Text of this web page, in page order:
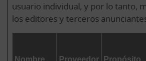
usuario individual, y por lo tanto,
los editores y terceros